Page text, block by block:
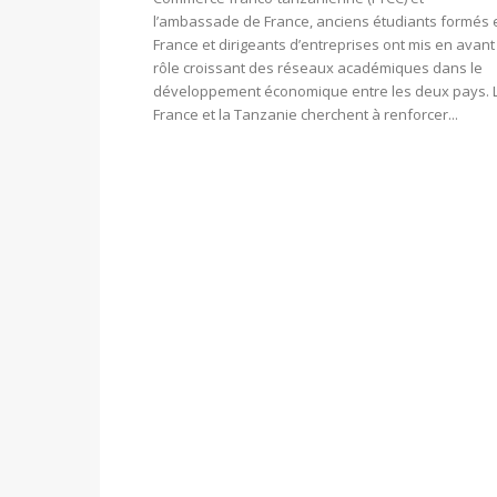
l’ambassade de France, anciens étudiants formés
France et dirigeants d’entreprises ont mis en avant
rôle croissant des réseaux académiques dans le
développement économique entre les deux pays.
France et la Tanzanie cherchent à renforcer...